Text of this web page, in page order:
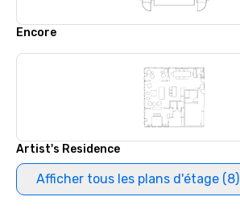
Encore
Artist's Residence
Afficher tous les plans d'étage (8)